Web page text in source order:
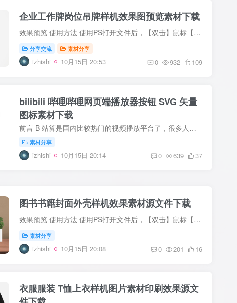
企业工作牌岗位吊牌样机效果图预览素材下载
效果预览 使用方法 使用PS打开文件后，【双击】鼠标【左键】打开内容替换图层，将里面的图片或文字替换为所需的内容。 替换好之后，点击【Ctrl+S】或点击左上角【文件】-【储存】来保存替换图层...
分享交流 素材分享
izhishi 10月15日 20:53 0 932 109
bilibili 哔哩哔哩网页端播放器按钮 SVG 矢量
图标素材下载
前言 B 站算是国内比较热门的视频播放平台了，很多人也称哔哩哔哩是中国版的 YouTube，所以很多的设计理念也算是风向标。最近在美化网站的时候有些图标还是不够突出，这里也是把 B 站 WEB 端的 ...
素材分享
izhishi 10月15日 20:14 0 639 37
图书书籍封面外壳样机效果素材源文件下载
效果预览 使用方法 使用PS打开文件后，【双击】鼠标【左键】打开内容替换图层，将里面的图片或文字替换为所需的内容。 替换好之后，点击【Ctrl+S】或点击左上角【文件】-【储存】来保存替换图层...
素材分享
izhishi 10月15日 20:08 0 201 16
衣服服装 T恤上衣样机图片素材印刷效果源文